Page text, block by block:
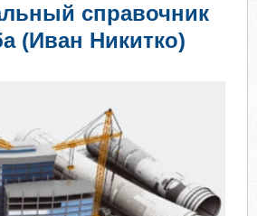
справочник
(Иван Никитко)